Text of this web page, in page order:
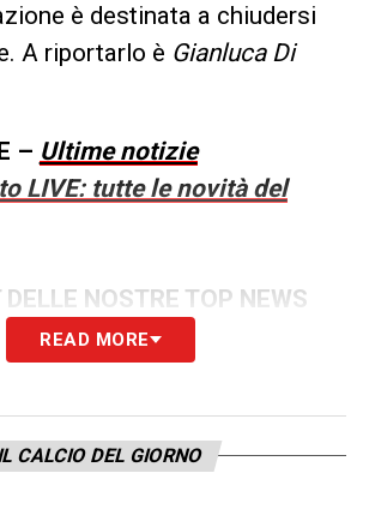
è destinata a chiudersi
A riportarlo è Gianluca Di
– Ultime notizie
LIVE: tutte le novità del
DELLE NOSTRE TOP NEWS
READ MORE
CALCIO DEL GIORNO